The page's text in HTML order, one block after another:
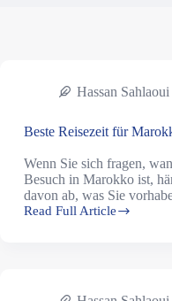
Hassan Sahlaoui
Beste Reisezeit für
Wenn Sie sich fragen,
Besuch in Marokko ist,
davon ab, was Sie
Read Full Article